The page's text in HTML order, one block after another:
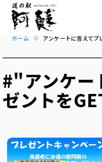
ホーム アンケートに答えてプ
#"アンケー
ゼントを